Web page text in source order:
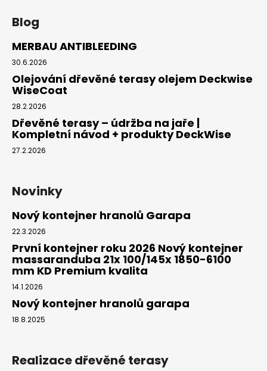
Blog
MERBAU ANTIBLEEDING
30.6.2026
Olejování dřevěné terasy olejem Deckwise
WiseCoat
28.2.2026
Dřevěné terasy – údržba na jaře |
Kompletní návod + produkty DeckWise
27.2.2026
Novinky
Nový kontejner hranolů Garapa
22.3.2026
První kontejner roku 2026 Nový kontejner
massaranduba 21x 100/145x 1850-6100
mm KD Premium kvalita
14.1.2026
Nový kontejner hranolů garapa
18.8.2025
Realizace dřevěné terasy